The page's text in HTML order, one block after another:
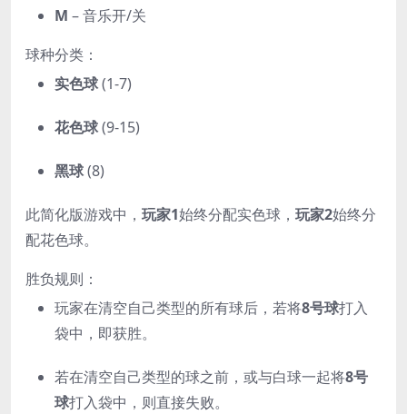
M – 音乐开/关
球种分类：
实色球(1-7)
花色球(9-15)
黑球(8)
此简化版游戏中， 玩家1始终分配实色球， 玩家2始终分
配花色球。
胜负规则：
玩家在清空自己类型的所有球后，若将8号球打入
袋中，即获胜。
若在清空自己类型的球之前，或与白球一起将8号
球打入袋中，则直接失败。